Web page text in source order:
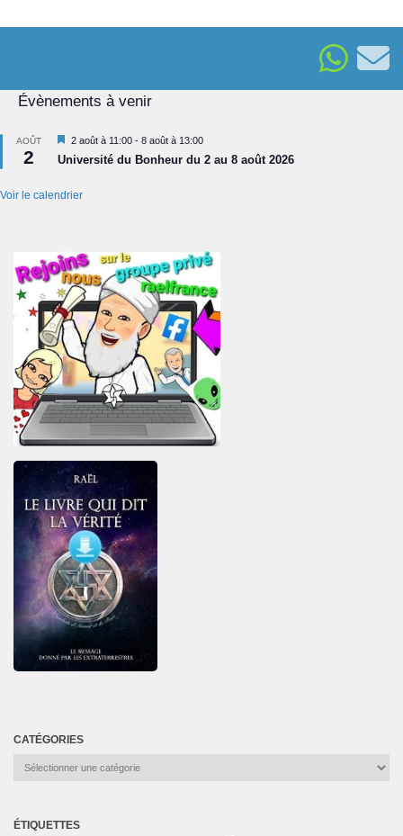
Évènements à venir
AOÛT
2
Mis
en
avant
2 août à 11:00 - 8 août à 13:00
Université du Bonheur du 2 au 8 août 2026
Voir le calendrier
CATÉGORIES
Catégories
ÉTIQUETTES